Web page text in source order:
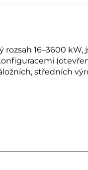
16–3600
středních